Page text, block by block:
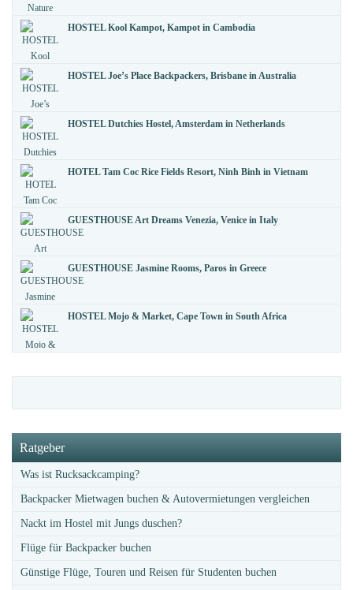
HOSTEL Kool Kampot, Kampot in Cambodia
HOSTEL Joe’s Place Backpackers, Brisbane in Australia
HOSTEL Dutchies Hostel, Amsterdam in Netherlands
HOTEL Tam Coc Rice Fields Resort, Ninh Binh in Vietnam
GUESTHOUSE Art Dreams Venezia, Venice in Italy
GUESTHOUSE Jasmine Rooms, Paros in Greece
HOSTEL Mojo & Market, Cape Town in South Africa
Ratgeber
Was ist Rucksackcamping?
Backpacker Mietwagen buchen & Autovermietungen vergleichen
Nackt im Hostel mit Jungs duschen?
Flüge für Backpacker buchen
Günstige Flüge, Touren und Reisen für Studenten buchen